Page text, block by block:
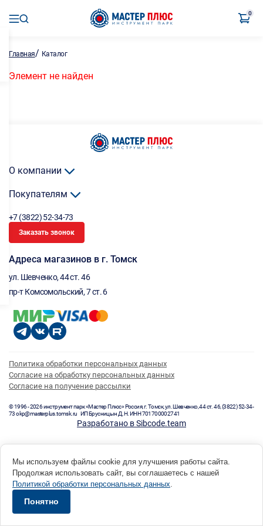
0
Главная/ Каталог
Элемент не найден
О компании
Покупателям
+7 (3822) 52-34-73
Заказать звонок
Адреса магазинов в г. Томск
ул. Шевченко, 44 ст. 46
пр-т Комсомольский, 7 ст. 6
Политика обработки персональных данных
Согласие на обработку персональных данных
Согласие на получение рассылки
© 1996 - 2026 инструмент парк «Мастер Плюс» Россия, г. Томск, ул. Шевченко, 44 ст. 46, (3822) 52-34-
73 okp@masterplus.tomsk.ru ИП Брусницын Д.Н. ИНН 701700002741
Разработано в Sibcode.team
Мы используем файлы cookie для улучшения работы сайта.
Продолжая использовать сайт, вы соглашаетесь с нашей
Политикой обработки персональных данных.
Понятно